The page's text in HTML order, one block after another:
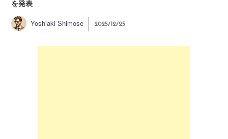
を発表
Yoshiaki Shimose 2025/12/25